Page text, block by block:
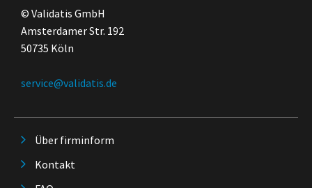
© Validatis GmbH
Amsterdamer Str. 192
50735 Köln
service@validatis.de
Über firminform
Kontakt